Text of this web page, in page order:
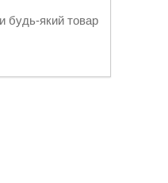
будь-який товар